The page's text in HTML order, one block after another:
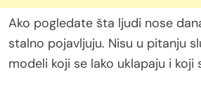
Ako pogledate šta ljudi nose
stalno pojavljuju. Nisu u pitanju
modeli koji se lako uklapaju i koji